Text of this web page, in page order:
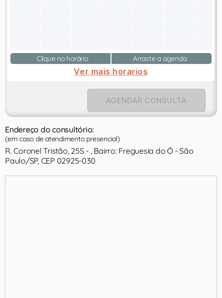
Clique no horário Arraste a agenda
Ver mais horarios
AGENDAR CONSULTA
Endereço do consultório:
(em caso de atendimento presencial)
R. Coronel Tristão, 25S - , Bairro: Freguesia do Ó - São
Paulo/SP, CEP 02925-030